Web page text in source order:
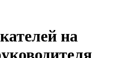
на